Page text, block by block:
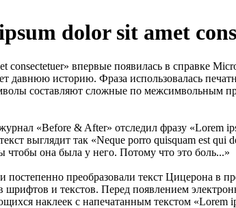
dolor sit amet
consectetuer» впервые появилась в справке
давнюю историю. Фраза использовалась
составляют сложные по
«Before & After» отследил фразу «Lorem
выглядит так «Neque porro quisquam est
чтобы она была у него. Потому что это боль...»
постепенно преобразовали текст Цицерона в
и текстов. Перед появлением
наклеек с напечатанным текстом «Lorem